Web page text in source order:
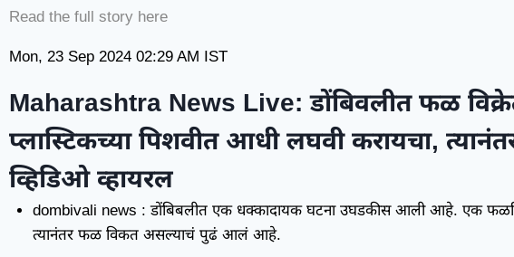
Read the full story here
Mon, 23 Sep 2024 02:29 AM IST
Maharashtra News Live:डोंबिवलीत फळ
प्लास्टिकच्या पिशवीत आधी लघवी करायचा,
व्हिडिओ व्हायरल
dombivali news : डोंबिबलीत एक धक्कादायक घटना उघडकीस आली आहे. एक
त्यानंतर फळ विकत असल्याचं पुढं आलं आहे.